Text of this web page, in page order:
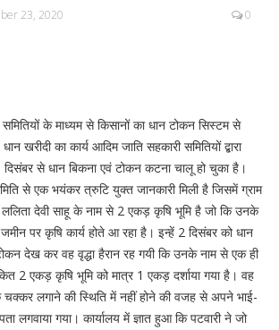
23, 2020 0
के माध्यम से किसानों का धान टोकन सिस्टम से
खरीदी का कार्य आदिम जाति सहकारी समितियों द्बारा
दिसंबर से धान बिकना एवं टोकन कटना चालू हो चुका है।
से एक भयंकर त्रुटि युक्त जानकारी मिली है जिसमें ग्राम
ललिता देवी साहू के नाम से 2 एकड़ कृषि भूमि है जो कि उनके
पर कृषि कार्य होते आ रहा है। इन्हें 2 दिसंबर को धान
देख कर वह वृद्धा हैरान रह गयी कि उनके नाम से एक ही
2 एकड़ कृषि भूमि को मात्र 1 एकड़ दर्शाया गया है। वह
के चक्कर लगाने की स्थिति में नहीं होने की वजह से अपने भाई-
लगवाया गया। कार्यालय में ज्ञात हुआ कि पटवारी ने जो